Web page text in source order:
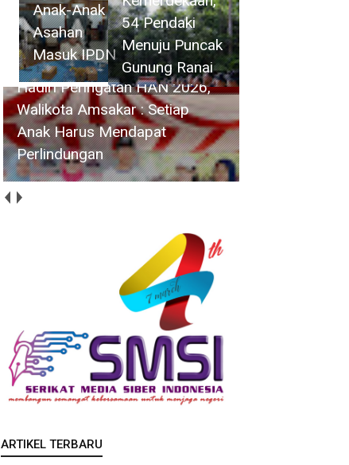
Anak-Anak
Asahan
Masuk IPDN
Puncak
Gunung
Ranai
Hadiri Peringatan HAN 2026,
Walikota Amsakar : Setiap
Anak Harus Mendapat
Perlindungan
ARTIKEL TERBARU